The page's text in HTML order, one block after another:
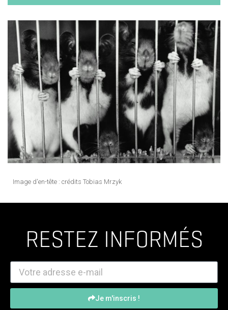
Image d'en-tête : crédits Tobias Mrzyk
RESTEZ INFORMÉS
Je m'inscris !